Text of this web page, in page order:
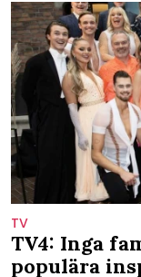
TV
TV4: Inga
populära